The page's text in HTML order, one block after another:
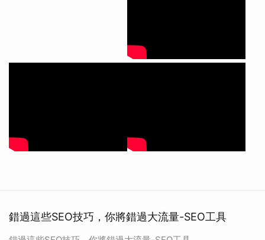
錯過這些SEO技巧，你將錯過大流量-SEO工具